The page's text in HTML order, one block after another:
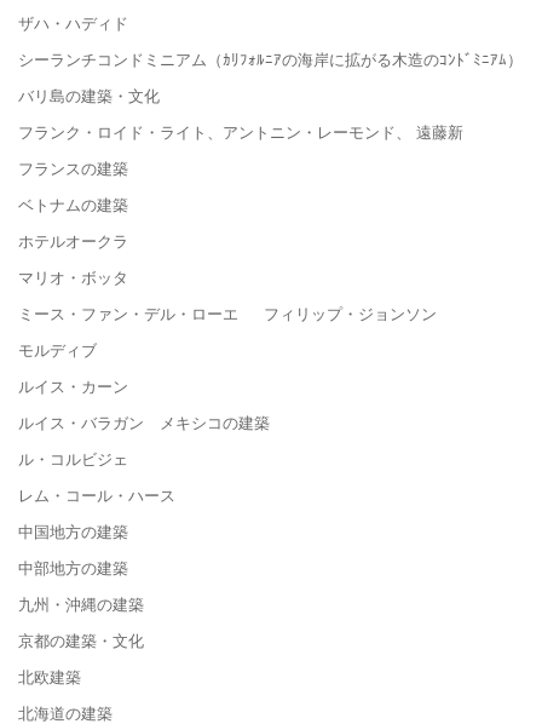
ザハ・ハディド
シーランチコンドミニアム（ｶﾘﾌｫﾙﾆｱの海岸に拡がる木造のｺﾝﾄﾞﾐﾆｱﾑ）
バリ島の建築・文化
フランク・ロイド・ライト、アントニン・レーモンド、 遠藤新
フランスの建築
ベトナムの建築
ホテルオークラ
マリオ・ボッタ
ミース・ファン・デル・ローエ フィリップ・ジョンソン
モルディブ
ルイス・カーン
ルイス・バラガン メキシコの建築
ル・コルビジェ
レム・コール・ハース
中国地方の建築
中部地方の建築
九州・沖縄の建築
京都の建築・文化
北欧建築
北海道の建築